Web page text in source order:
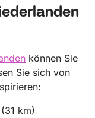
können Sie
Sie sich von
(31 km)